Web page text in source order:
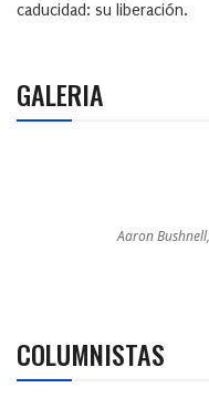
caducidad: su liberación.
GALERIA
Aaron
COLUMNISTAS